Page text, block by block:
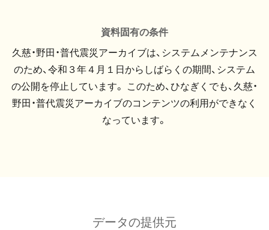
資料固有の条件
久慈・野田・普代震災アーカイブは、システムメンテナンス
のため、令和３年４月１日からしばらくの期間、システム
の公開を停止しています。 このため、ひなぎくでも、久慈・
野田・普代震災アーカイブのコンテンツの利用ができなく
なっています。
データの提供元